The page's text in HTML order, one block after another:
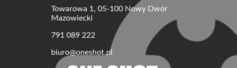
Towarowa 1, 05-100 Nowy Dwór
Mazowiecki
791 089 222
biuro@oneshot.pl